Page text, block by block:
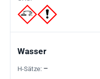
Wasser
–